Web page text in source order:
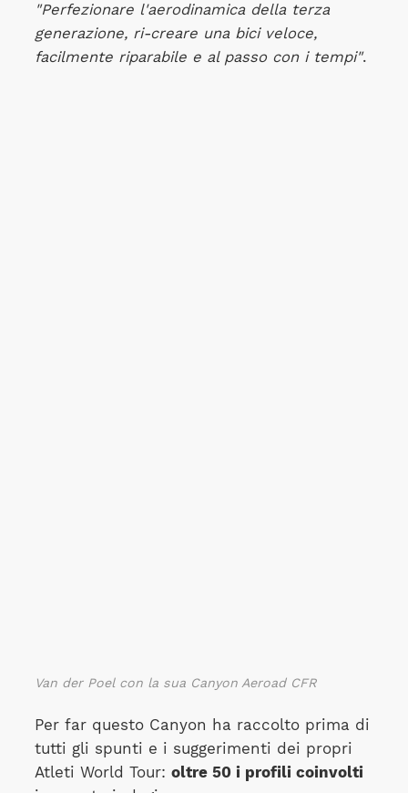
"Perfezionare l'aerodinamica della terza
generazione, ri-creare una bici veloce,
facilmente riparabile e al passo con i tempi".
Van der Poel con la sua Canyon Aeroad CFR
Per far questo Canyon ha raccolto prima di
tutti gli spunti e i suggerimenti dei propri
Atleti World Tour: oltre 50 i profili coinvolti